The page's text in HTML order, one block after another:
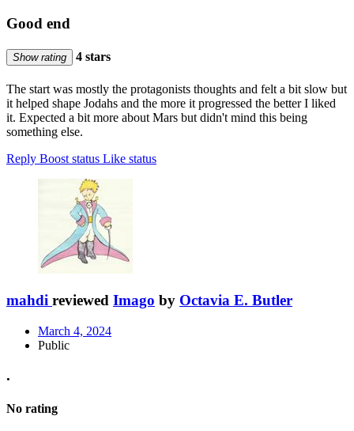
Good end
Show rating 4 stars
The start was mostly the protagonists thoughts and felt a bit slow but
it helped shape Jodahs and the more it progressed the better I liked
it. Expected a bit more about Mars but didn't mind this being
something else.
Reply Boost status Like status
mahdi reviewed Imago by Octavia E. Butler
March 4, 2024
Public
.
No rating